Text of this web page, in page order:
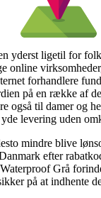
yderst ligetil for
online
forhandlere
på en række af
også til damer og
levering uden
mindre blive
efter
Grå
på at indhente